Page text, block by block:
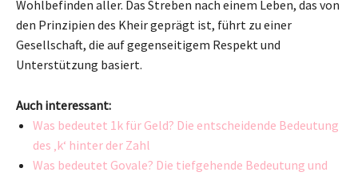
Wohlbefinden aller. Das Streben nach einem Leben, das von
den Prinzipien des Kheir geprägt ist, führt zu einer
Gesellschaft, die auf gegenseitigem Respekt und
Unterstützung basiert.
Auch interessant:
Was bedeutet 1k für Geld? Die entscheidende Bedeutung
des ‚k‘ hinter der Zahl
Was bedeutet Govale? Die tiefgehende Bedeutung und